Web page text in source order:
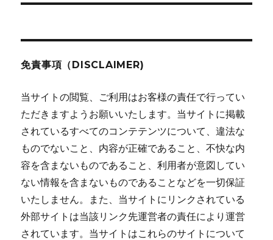
ン
稿:
免責事項（DISCLAIMER)
当サイトの閲覧、ご利用はお客様の責任で行ってい
ただきますようお願いいたします。当サイトに掲載
されているすべてのコンテテンツについて、違法な
ものでないこと、内容が正確であること、不快な内
容を含まないものであること、利用者が意図してい
ない情報を含まないものであることなどを一切保証
いたしません。また、当サイトにリンクされている
外部サイトは当該リンク先運営者の責任により運営
されています。当サイトはこれらのサイトについて